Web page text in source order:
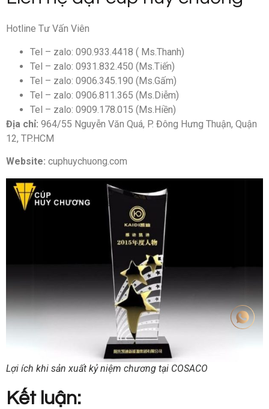
Hotline Tư Vấn Viên
Tel – zalo: 090.933.4418 ( Ms.Thanh)
Tel – zalo: 0931.832.450 (Ms.Tiến)
Tel – zalo: 0906.345.190 (Ms.Gấm)
Tel – zalo: 0906.811.365 (Ms.Diễm)
Tel – zalo: 0909.178.015 (Ms.Hiền)
Địa chỉ: 964/55 Nguyễn Văn Quá, P. Đông Hưng Thuận, Quận
12, TP.HCM
Website: cuphuychuong.com
Lợi ích khi sản xuất kỷ niệm chương tại COSACO
Kết luận: